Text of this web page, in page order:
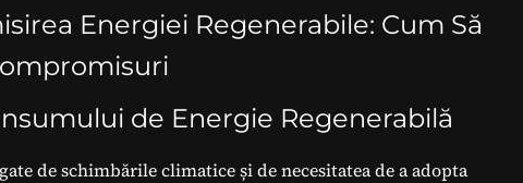
Energiei Regenerabile: Cum Să
de Energie Regenerabilă
de schimbările climatice și de necesitatea de a adopta